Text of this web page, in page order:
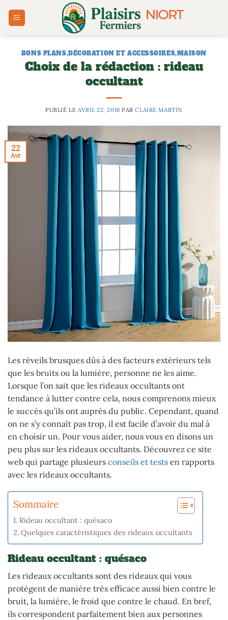
BONS PLANS,DÉCORATION ET ACCESSOIRES,MAISON
Choix de la rédaction : rideau
occultant
PUBLIÉ LE AVRIL 22, 2018 PARCLAIRE MARTIN
22
Avr
Les réveils brusques dûs à des facteurs extérieurs tels
que les bruits ou la lumière, personne ne les aime.
Lorsque l’on sait que les rideaux occultants ont
tendance à lutter contre cela, nous comprenons mieux
le succès qu’ils ont auprès du public. Cependant, quand
on ne s’y connaît pas trop, il est facile d’avoir du mal à
en choisir un. Pour vous aider, nous vous en disons un
peu plus sur les rideaux occultants. Découvrez ce site
web qui partage plusieurs conseils et tests en rapports
avec les rideaux occultants.
Sommaire
Rideau occultant : quésaco
Quelques caractéristiques des rideaux occultants
Rideau occultant : quésaco
Les rideaux occultants sont des rideaux qui vous
protègent de manière très efficace aussi bien contre le
bruit, la lumière, le froid que contre le chaud. En bref,
ils correspondent parfaitement bien aux personnes